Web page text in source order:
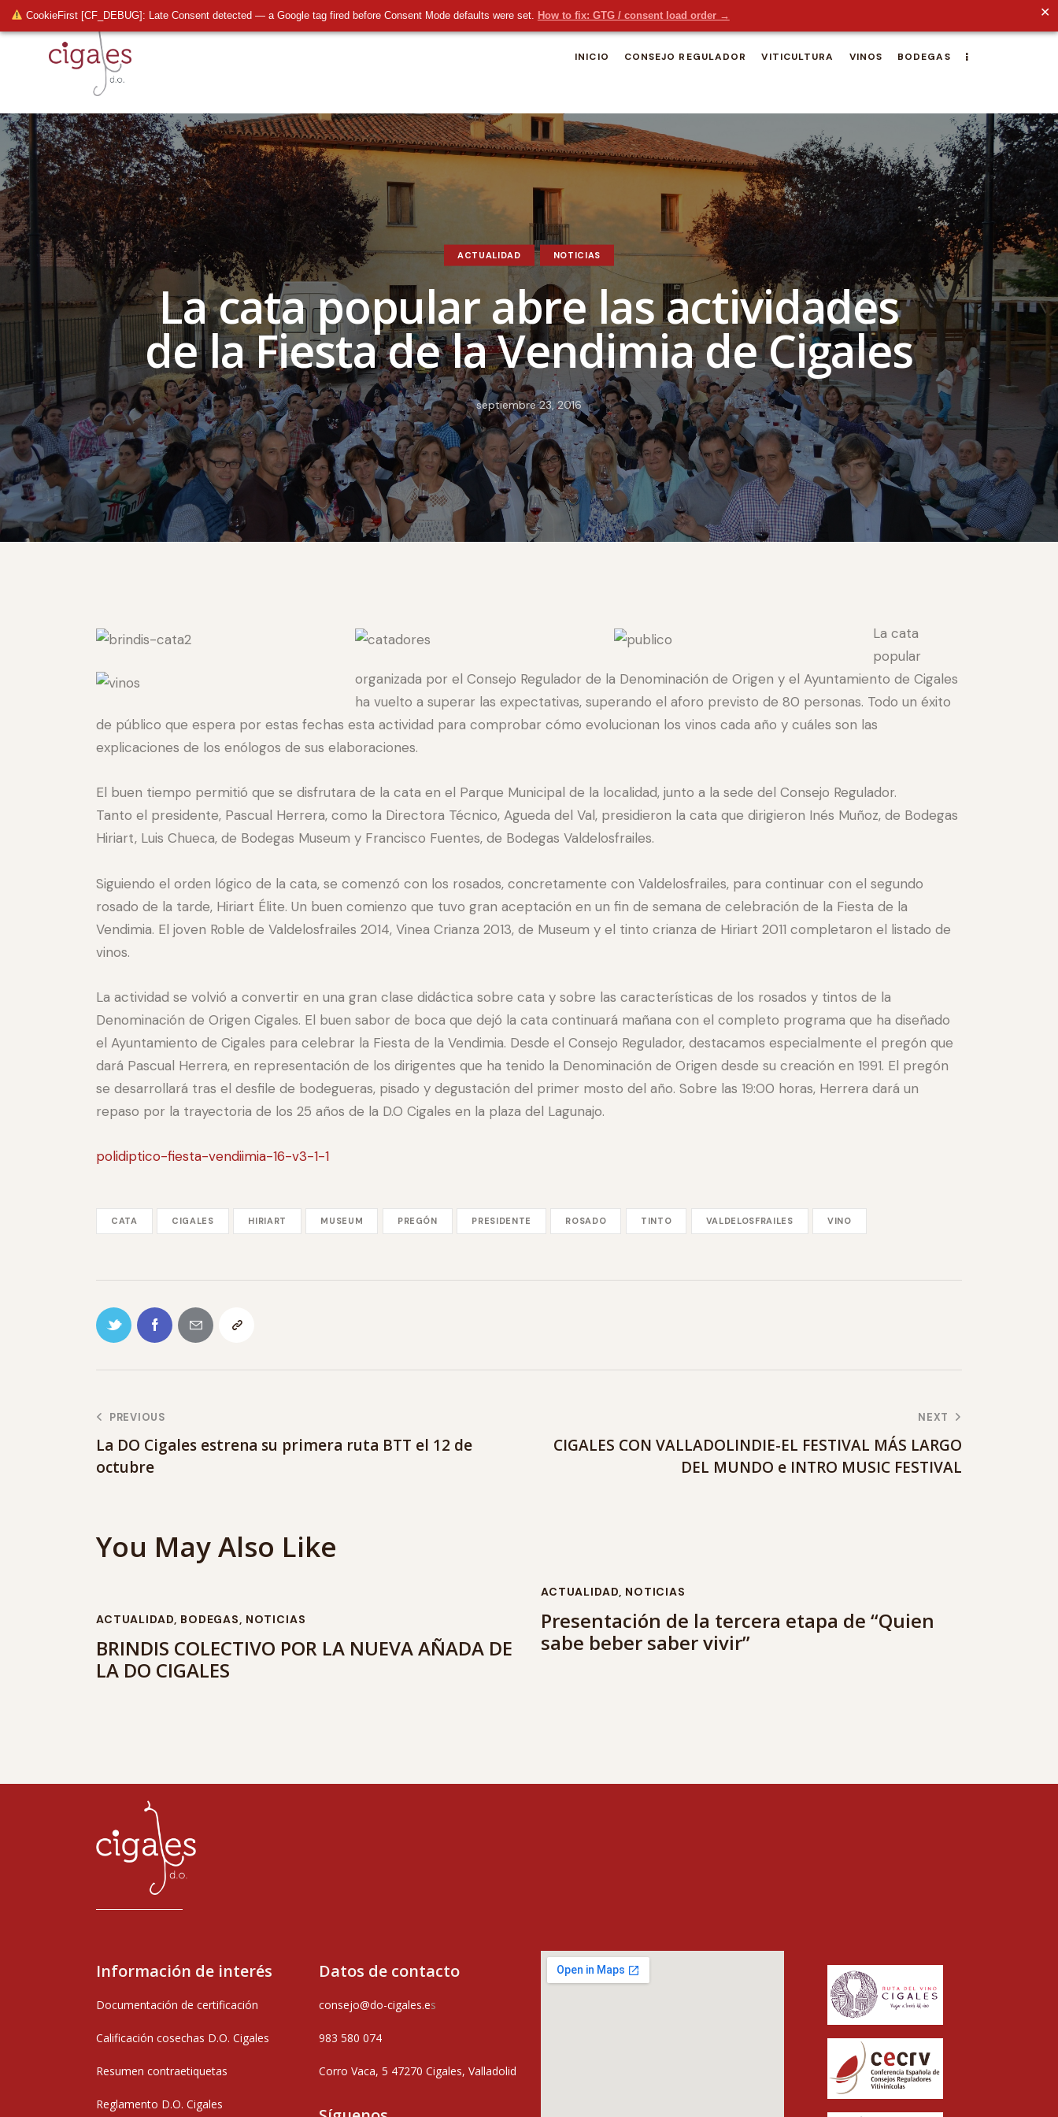
CookieFirst [CF_DEBUG]: Late Consent detected — a Google tag fired before Consent Mode defaults were set. How to fix: GTG / consent load order → ✕
INICIO CONSEJO REGULADOR VITICULTURA VINOS BODEGAS
ACTUALIDAD NOTICIAS
La cata popular abre las actividades
de la Fiesta de la Vendimia de Cigales
septiembre 23, 2016
La cata
popular
organizada por el Consejo Regulador de la Denominación de Origen y el Ayuntamiento de Cigales
ha vuelto a superar las expectativas, superando el aforo previsto de 80 personas. Todo un éxito
de público que espera por estas fechas esta actividad para comprobar cómo evolucionan los vinos cada año y cuáles son las
explicaciones de los enólogos de sus elaboraciones.
El buen tiempo permitió que se disfrutara de la cata en el Parque Municipal de la localidad, junto a la sede del Consejo Regulador.
Tanto el presidente, Pascual Herrera, como la Directora Técnico, Agueda del Val, presidieron la cata que dirigieron Inés Muñoz, de Bodegas
Hiriart, Luis Chueca, de Bodegas Museum y Francisco Fuentes, de Bodegas Valdelosfrailes.
Siguiendo el orden lógico de la cata, se comenzó con los rosados, concretamente con Valdelosfrailes, para continuar con el segundo
rosado de la tarde, Hiriart Élite. Un buen comienzo que tuvo gran aceptación en un fin de semana de celebración de la Fiesta de la
Vendimia. El joven Roble de Valdelosfrailes 2014, Vinea Crianza 2013, de Museum y el tinto crianza de Hiriart 2011 completaron el listado de
vinos.
La actividad se volvió a convertir en una gran clase didáctica sobre cata y sobre las características de los rosados y tintos de la
Denominación de Origen Cigales. El buen sabor de boca que dejó la cata continuará mañana con el completo programa que ha diseñado
el Ayuntamiento de Cigales para celebrar la Fiesta de la Vendimia. Desde el Consejo Regulador, destacamos especialmente el pregón que
dará Pascual Herrera, en representación de los dirigentes que ha tenido la Denominación de Origen desde su creación en 1991. El pregón
se desarrollará tras el desfile de bodegueras, pisado y degustación del primer mosto del año. Sobre las 19:00 horas, Herrera dará un
repaso por la trayectoria de los 25 años de la D.O Cigales en la plaza del Lagunajo.
polidiptico-fiesta-vendiimia-16-v3-1-1
CATA CIGALES HIRIART MUSEUM PREGÓN PRESIDENTE ROSADO TINTO VALDELOSFRAILES VINO
PREVIOUS
La DO Cigales estrena su primera ruta BTT el 12 de
octubre
NEXT
CIGALES CON VALLADOLINDIE-EL FESTIVAL MÁS LARGO
DEL MUNDO e INTRO MUSIC FESTIVAL
You May Also Like
ACTUALIDAD, BODEGAS, NOTICIAS
BRINDIS COLECTIVO POR LA NUEVA AÑADA DE
LA DO CIGALES
ACTUALIDAD, NOTICIAS
Presentación de la tercera etapa de “Quien
sabe beber saber vivir”
Información de interés
Documentación de certificación
Calificación cosechas D.O. Cigales
Resumen contraetiquetas
Reglamento D.O. Cigales
Datos de contacto
consejo@do-cigales.es
983 580 074
Corro Vaca, 5 47270 Cigales, Valladolid